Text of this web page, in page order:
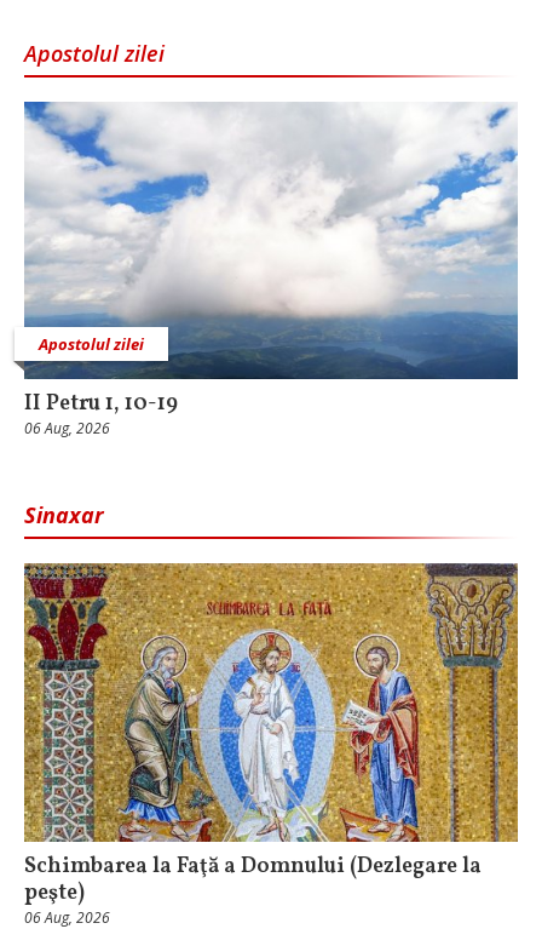
Apostolul zilei
Apostolul zilei
II Petru 1, 10-19
06 Aug, 2026
Sinaxar
Schimbarea la Faţă a Domnului (Dezlegare la
peşte)
06 Aug, 2026